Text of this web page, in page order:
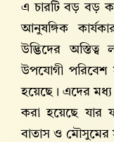
এ চারটি বড় বড়
আনুষঙ্গিক
উদ্ভিদের
উপযোগী পরিবেশ
হয়েছে। এদের
করা হয়েছে যার
বাতাস ও মৌসুমের